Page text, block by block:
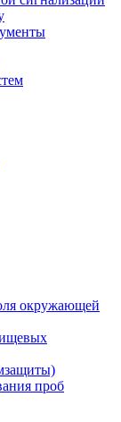
окружающей
проб